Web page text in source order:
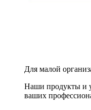
Для малой
Наши продукты и
ваших